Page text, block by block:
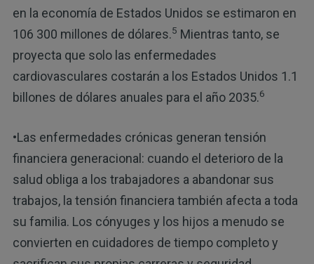
en la economía de Estados Unidos se estimaron en
106 300 millones de dólares.5 Mientras tanto, se
proyecta que solo las enfermedades
cardiovasculares costarán a los Estados Unidos 1.1
billones de dólares anuales para el año 2035.6
•Las enfermedades crónicas generan tensión
financiera generacional: cuando el deterioro de la
salud obliga a los trabajadores a abandonar sus
trabajos, la tensión financiera también afecta a toda
su familia. Los cónyuges y los hijos a menudo se
convierten en cuidadores de tiempo completo y